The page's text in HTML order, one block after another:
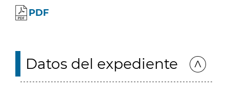
PDF
Datos del expediente